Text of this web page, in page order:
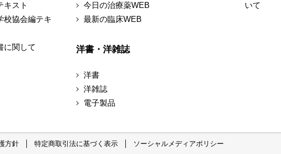
キスト
校協会編テキ
に関して
今日の治療薬WEB
最新の臨床WEB
洋書・洋雑誌
洋書
洋雑誌
電子製品
いて
方針 特定商取引法に基づく表示 ソーシャルメディアポリシー